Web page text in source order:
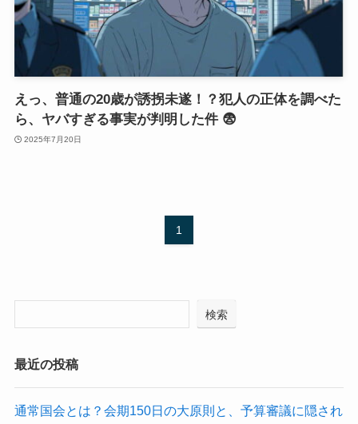
えっ、普通の20歳が誘拐未遂！？犯人の正体を調べた
ら、ヤバすぎる事実が判明した件 😨
2025年7月20日
1
検索
最近の投稿
通常国会とは？会期150日の大原則と、予算審議に隠され